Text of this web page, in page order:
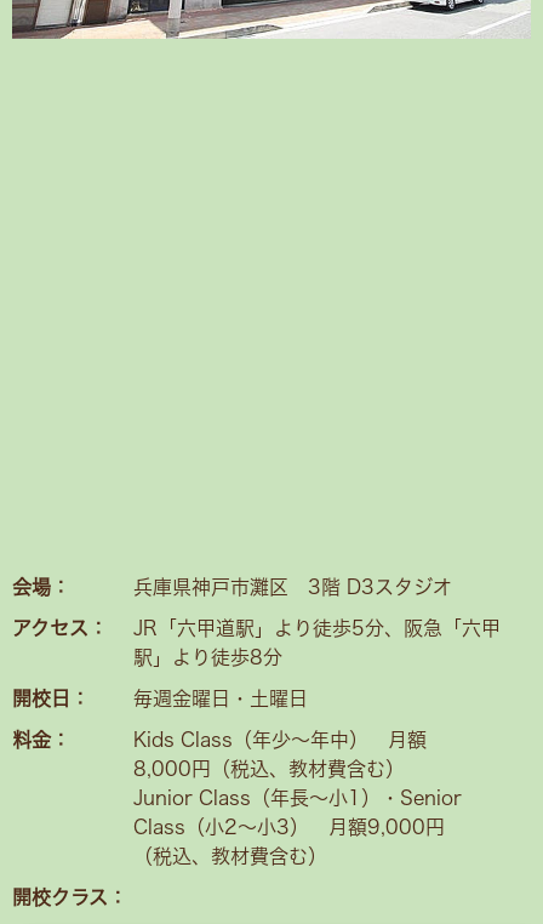
会場： 兵庫県神戸市灘区 3階 D3スタジオ
アクセス：
JR「六甲道駅」より徒歩5分、阪急「六甲
駅」より徒歩8分
開校日： 毎週金曜日・土曜日
料金：
Kids Class（年少〜年中） 月額
8,000円（税込、教材費含む）
Junior Class（年長～小1）・Senior
Class（小2〜小3） 月額9,000円
（税込、教材費含む）
開校クラス：